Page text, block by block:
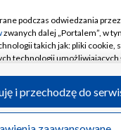
Kontakt
Kanały
Polska S.A. w
podczas odwiedzania
zwanych dalej „Portalem”, w
takich jak: pliki cookie,
technologii umożliwiających
podczas odwiedzania przez
i przechodzę do